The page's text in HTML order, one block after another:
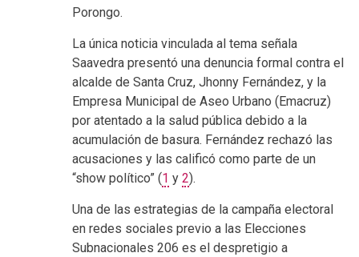
Porongo.
La única noticia vinculada al tema señala
Saavedra presentó una denuncia formal contra el
alcalde de Santa Cruz, Jhonny Fernández, y la
Empresa Municipal de Aseo Urbano (Emacruz)
por atentado a la salud pública debido a la
acumulación de basura. Fernández rechazó las
acusaciones y las calificó como parte de un
“show político” (1 y 2).
Una de las estrategias de la campaña electoral
en redes sociales previo a las Elecciones
Subnacionales 206 es el despretigio a